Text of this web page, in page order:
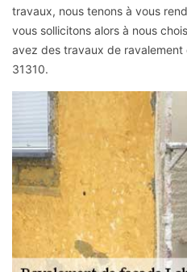
travaux, nous tenons à vous
vous sollicitons alors à nous
avez des travaux de
31310.